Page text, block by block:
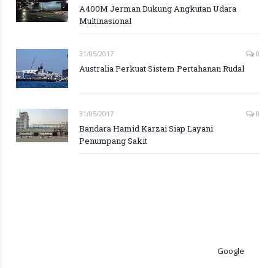
A400M Jerman Dukung Angkutan Udara
Multinasional
31/05/2017 0
Australia Perkuat Sistem Pertahanan Rudal
31/05/2017 0
Bandara Hamid Karzai Siap Layani
Penumpang Sakit
Google